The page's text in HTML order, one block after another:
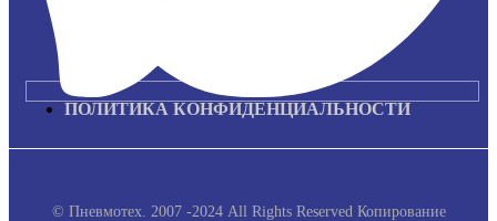
ПОЛИТИКА КОНФИДЕНЦИАЛЬНОСТИ
© Пневмотех. 2007 -2024 All Rights Reserved Копирование